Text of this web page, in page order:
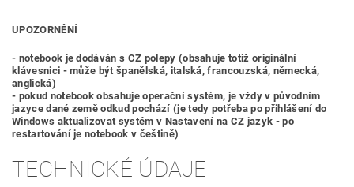
UPOZORNĚNÍ
- notebook je dodáván s CZ polepy (obsahuje totiž originální
klávesnici - může být španělská, italská, francouzská, německá,
anglická)
- pokud notebook obsahuje operační systém, je vždy v původním
jazyce dané země odkud pochází (je tedy potřeba po přihlášení do
Windows aktualizovat systém v Nastavení na CZ jazyk - po
restartování je notebook v češtině)
TECHNICKÉ ÚDAJE